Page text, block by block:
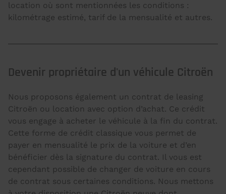
location où sont mentionnées les conditions :
kilométrage estimé, tarif de la mensualité et autres.
Devenir propriétaire d'un véhicule Citroën
Nous proposons également un contrat de leasing
Citroën ou location avec option d’achat. Ce crédit
vous engage à acheter le véhicule à la fin du contrat.
Cette forme de crédit classique vous permet de
payer en mensualité le prix de la voiture et d’en
bénéficier dès la signature du contrat. Il vous est
cependant possible de changer de voiture en cours
de contrat sous certaines conditions. Nous mettons